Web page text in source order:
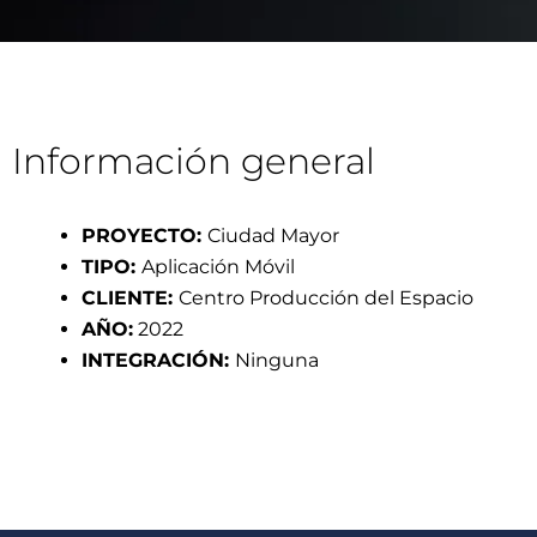
Información general
PROYECTO: Ciudad Mayor
TIPO: Aplicación Móvil
CLIENTE: Centro Producción del Espacio
AÑO: 2022
INTEGRACIÓN: Ninguna